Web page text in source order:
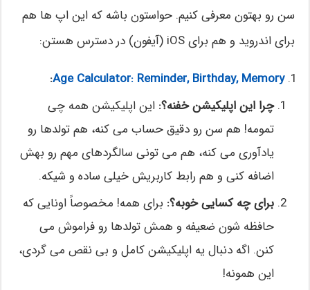
سن رو بهتون معرفی کنیم. حواستون باشه که این اپ ها هم
برای اندروید و هم برای iOS (آیفون) در دسترس هستن:
Age Calculator: Reminder, Birthday, Memory
:
چرا این اپلیکیشن خفنه؟: این اپلیکیشن همه چی
تمومه! هم سن رو دقیق حساب می کنه، هم تولدها رو
یادآوری می کنه، هم می تونی سالگردهای مهم رو بهش
اضافه کنی و هم رابط کاربریش خیلی ساده و شیکه.
برای چه کسایی خوبه؟: برای همه! مخصوصاً اونایی که
حافظه شون ضعیفه و همش تولدها رو فراموش می
کنن. اگه دنبال یه اپلیکیشن کامل و بی نقص می گردی،
این همونه!